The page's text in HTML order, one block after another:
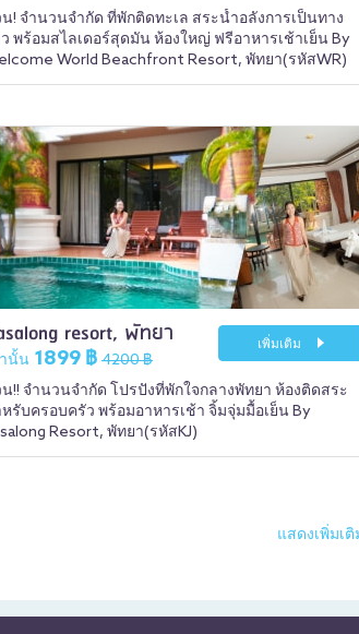
! จำนวนจำกัด ที่พักติดทะเล สระน้ำอลังการเป็นทาง
พร้อมสไลเดอร์สุดมัน ห้องใหญ่ ฟรีอาหารเช้าเย็น By
World Beachfront Resort, พัทยา(รหัสWR)
resort, พัทยา
นั้น 1899 ฿ 4200 ฿
เพิ่มเติม
!! จำนวนจำกัด โปรปังที่พักใจกลางพัทยา ห้องติดสระ
รับครอบครัว พร้อมอาหารเช้า จิ้มจุ่มมื้อเย็น By
Resort, พัทยา(รหัสKJ)
แสดงเพิ่มเติ